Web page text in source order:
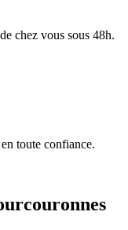
chez vous sous 48h.
toute confiance.